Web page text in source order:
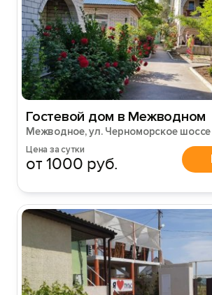
Гостевой дом в Межводном
Межводное, ул. Черноморское шоссе
Цена за сутки
от 1000 руб.